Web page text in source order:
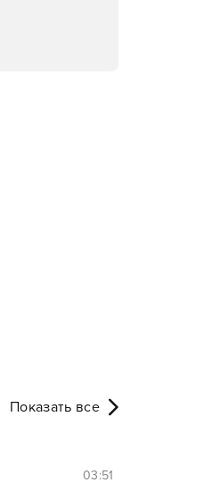
Показать все
03:51